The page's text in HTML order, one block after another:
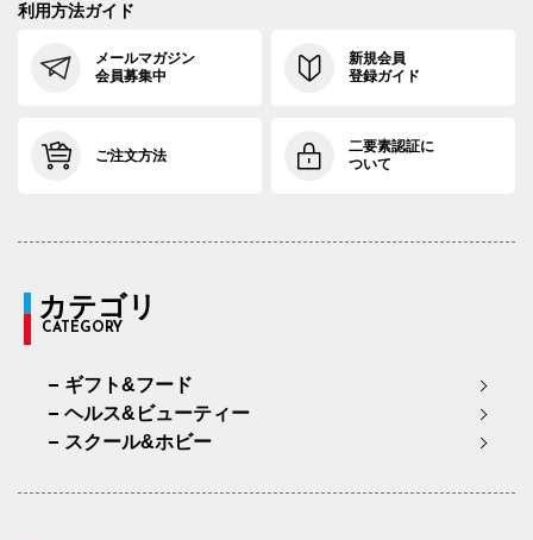
利用方法ガイド
メールマガジン
会員募集中
新規会員
登録ガイド
ご注文方法
二要素認証に
ついて
カテゴリ
CATEGORY
ギフト&フード
ヘルス&ビューティー
スクール&ホビー